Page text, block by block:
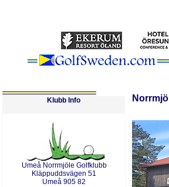
Klubb Info
Umeå Norrmjöle Golfklubb
Kläppuddsvägen 51
Umeå 905 82
Norrmjöl